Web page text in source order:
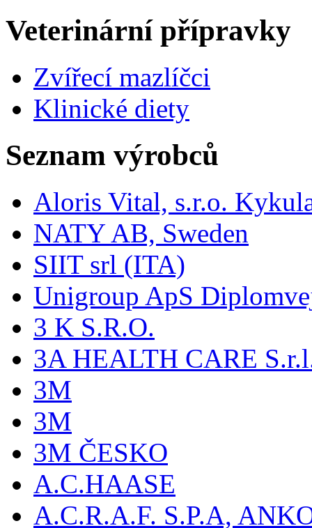
Veterinární přípravky
Zvířecí mazlíčci
Klinické diety
Seznam výrobců
Aloris Vital, s.r.o.
NATY AB, Sweden
SIIT srl (ITA)
Unigroup ApS
3 K S.R.O.
3A HEALTH CARE
3M
3M
3M ČESKO
A.C.HAASE
A.C.R.A.F. S.P.A,